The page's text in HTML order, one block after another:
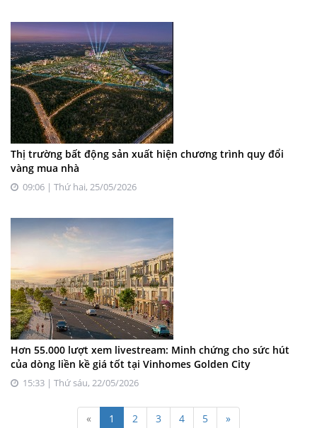
Thị trường bất động sản xuất hiện chương trình quy đổi
vàng mua nhà
09:06 | Thứ hai, 25/05/2026
Hơn 55.000 lượt xem livestream: Minh chứng cho sức hút
của dòng liền kề giá tốt tại Vinhomes Golden City
15:33 | Thứ sáu, 22/05/2026
« 1 2 3 4 5 »